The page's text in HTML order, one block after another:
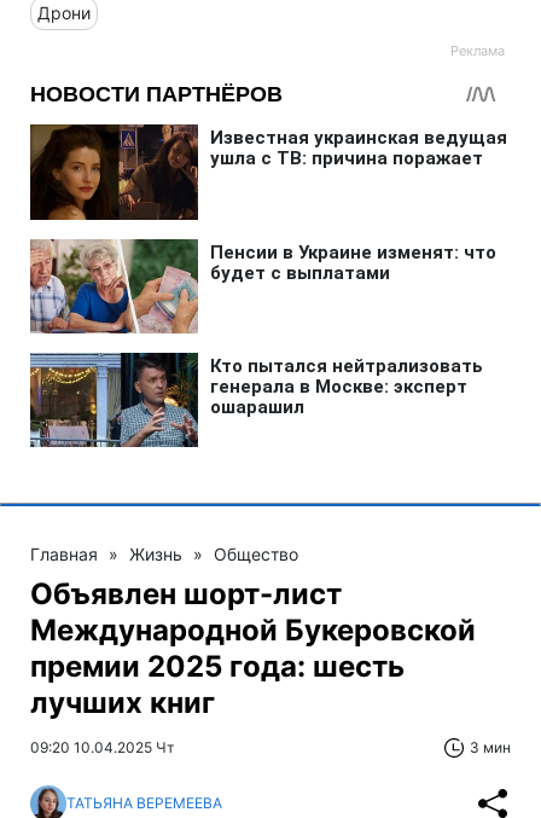
Дрони
Главная » Жизнь » Общество
Объявлен шорт-лист
Международной Букеровской
премии 2025 года: шесть
лучших книг
09:20 10.04.2025 Чт 3 мин
ТАТЬЯНА ВЕРЕМЕЕВА